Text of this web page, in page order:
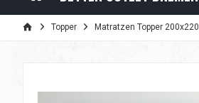
Topper Matratzen Topper 200x220